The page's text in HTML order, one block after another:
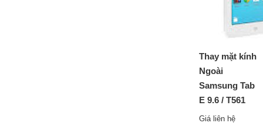
Thay mặt kính
Ngoài
Samsung Tab
E 9.6 / T561
Giá liên hệ